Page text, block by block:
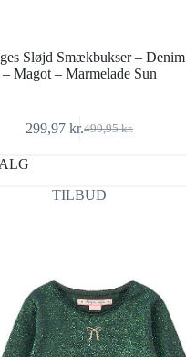
Sløjd Smækbukser – Denim
– Magot – Marmelade Sun
499,95kr.
Den
499,95 kr..
299,97kr.Den
299,97 kr..
TILBUD